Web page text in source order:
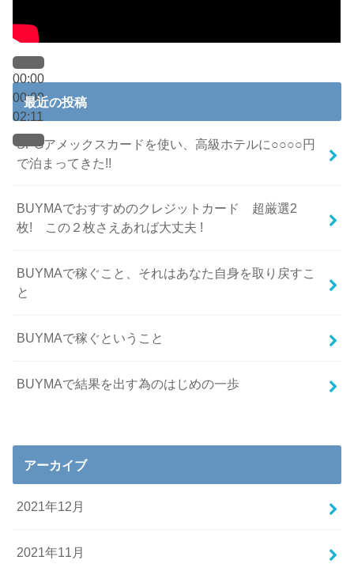
00:00
00:00
02:11
最近の投稿
SPGアメックスカードを使い、高級ホテルに○○○○円
で泊まってきた!!
BUYMAでおすすめのクレジットカード 超厳選2
枚! この２枚さえあれば大丈夫 !
BUYMAで稼ぐこと、それはあなた自身を取り戻すこ
と
BUYMAで稼ぐということ
BUYMAで結果を出す為のはじめの一歩
アーカイブ
2021年12月
2021年11月